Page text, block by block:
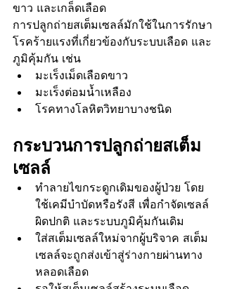
ขาว และเกล็ดเลือด
การปลูกถ่ายสเต็มเซลล์มักใช้ในการรักษา
โรคร้ายแรงที่เกี่ยวข้องกับระบบเลือด และ
ภูมิคุ้มกัน เช่น
มะเร็งเม็ดเลือดขาว
มะเร็งต่อมน้ำเหลือง
โรคทางโลหิตวิทยาบางชนิด
กระบวนการปลูกถ่ายสเต็ม
เซลล์
ทำลายไขกระดูกเดิมของผู้ป่วย โดย
ใช้เคมีบำบัดหรือรังสี เพื่อกำจัดเซลล์
ผิดปกติ และระบบภูมิคุ้มกันเดิม
ใส่สเต็มเซลล์ใหม่จากผู้บริจาค สเต็ม
เซลล์จะถูกส่งเข้าสู่ร่างกายผ่านทาง
หลอดเลือด